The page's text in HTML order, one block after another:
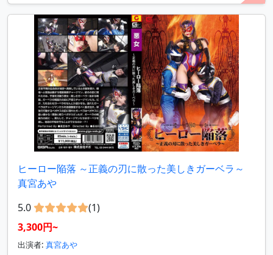
ヒーロー陥落 ～正義の刃に散った美しきガーベラ～
真宮あや
5.0
(1)
3,300円~
出演者: 真宮あや